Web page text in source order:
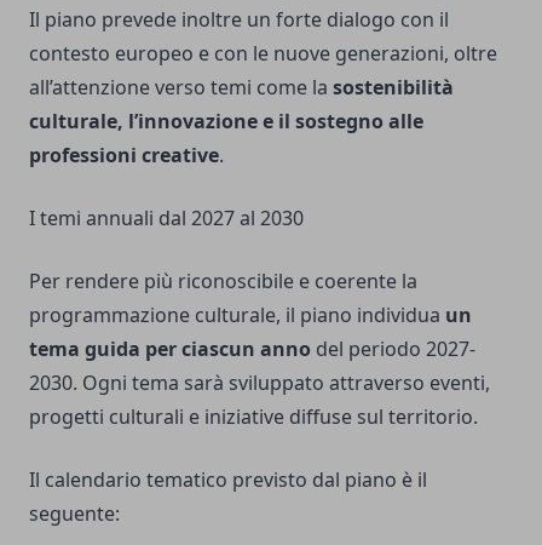
Il piano prevede inoltre un forte dialogo con il
contesto europeo e con le nuove generazioni, oltre
all’attenzione verso temi come la sostenibilità
culturale, l’innovazione e il sostegno alle
professioni creative.
I temi annuali dal 2027 al 2030
Per rendere più riconoscibile e coerente la
programmazione culturale, il piano individua un
tema guida per ciascun anno del periodo 2027-
2030. Ogni tema sarà sviluppato attraverso eventi,
progetti culturali e iniziative diffuse sul territorio.
Il calendario tematico previsto dal piano è il
seguente: